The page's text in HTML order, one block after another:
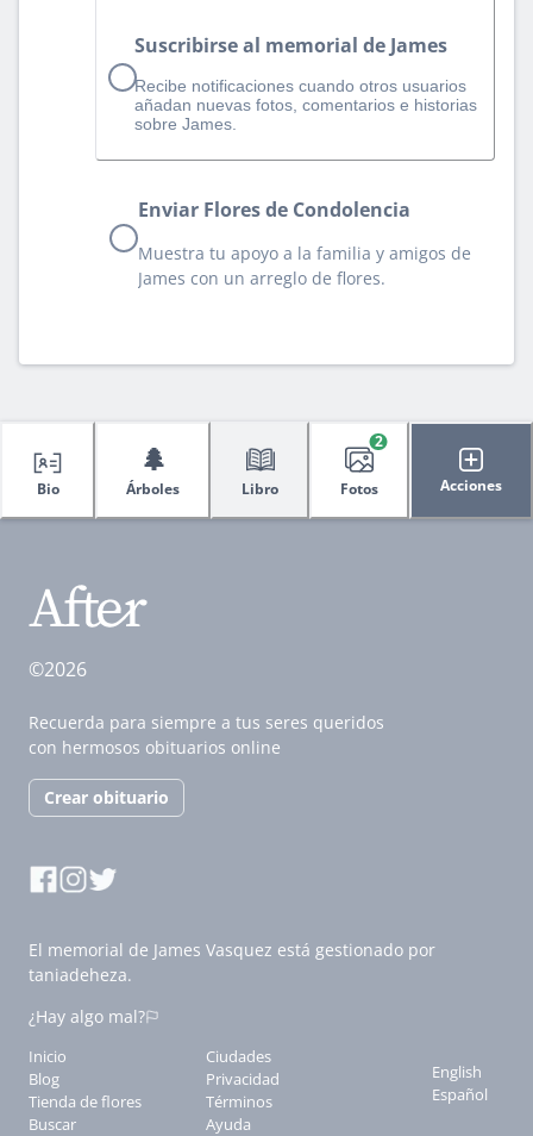
Suscribirse al memorial de James
Recibe notificaciones cuando otros usuarios
añadan nuevas fotos, comentarios e historias
sobre James.
Enviar Flores de Condolencia
Muestra tu apoyo a la familia y amigos de
James con un arreglo de flores.
Bio
🌲
Árboles Libro Fotos
2
Acciones
©2026
Recuerda para siempre a tus seres queridos
con hermosos obituarios online
Crear obituario
El memorial de James Vasquez está gestionado por
taniadeheza.
¿Hay algo mal?
Inicio
Blog
Tienda de flores
Buscar
Ciudades
Privacidad
Términos
Ayuda
English
Español